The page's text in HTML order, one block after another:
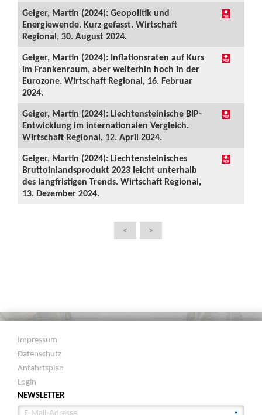
Geiger, Martin (2024): Geopolitik und
Energiewende. Kurz gefasst. Wirtschaft
Regional, 30. August 2024.
Geiger, Martin (2024): Inflationsraten auf Kurs
im Frankenraum, aber weiterhin hoch in der
Eurozone. Wirtschaft Regional, 16. Februar
2024.
Geiger, Martin (2024): Liechtensteinische BIP-
Entwicklung im internationalen Vergleich.
Wirtschaft Regional, 12. April 2024.
Geiger, Martin (2024): Liechtensteinisches
Bruttoinlandsprodukt 2023 leicht unterhalb
des langfristigen Trends. Wirtschaft Regional,
13. Dezember 2024.
< >
Impressum
Datenschutz
Anfahrtsplan
Login
NEWSLETTER